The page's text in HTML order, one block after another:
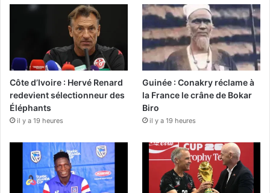
Côte d’Ivoire : Hervé Renard
redevient sélectionneur des
Éléphants
il y a 19 heures
Guinée : Conakry réclame à
la France le crâne de Bokar
Biro
il y a 19 heures